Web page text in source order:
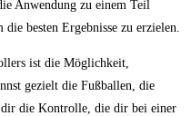
Anwendung zu einem Teil
besten‌ Ergebnisse zu erzielen.
ist die Möglichkeit,
gezielt die Fußballen, die
dir die Kontrolle, die dir⁢ bei einer